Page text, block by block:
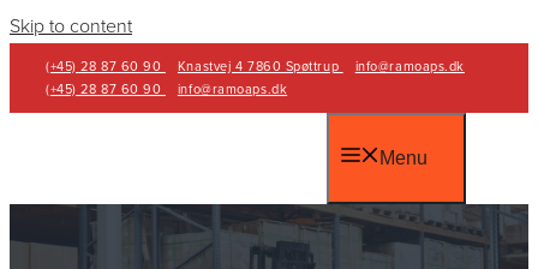
Skip to content
(+45) 28 87 60 90 Knastvej 4 7860 Spøttrup
info@ramoaps.dk
(+45) 28 87 60 90
info@ramoaps.dk
Menu